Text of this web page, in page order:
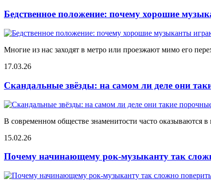
Бедственное положение: почему хорошие
Многие из нас заходят в метро или проезжают мимо его
17.03.26
Скандальные звёзды: на самом ли деле они
В современном обществе знаменитости часто оказываются
15.02.26
Почему начинающему рок-музыканту так